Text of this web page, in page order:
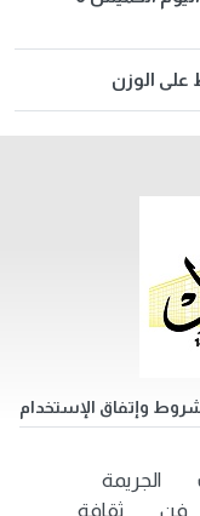
على الوزن
وإتفاق الإستخدام
الجريمة
فن ثقافة